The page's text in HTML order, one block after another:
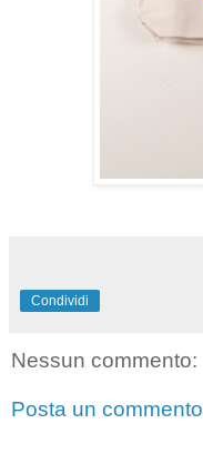
Condividi
Nessun commento:
Posta un commento